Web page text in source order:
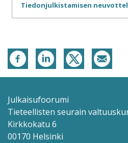
Tiedonjulkistamisen
Julkaisufoorumi
Tieteellisten seurain
Kirkkokatu 6
00170 Helsinki